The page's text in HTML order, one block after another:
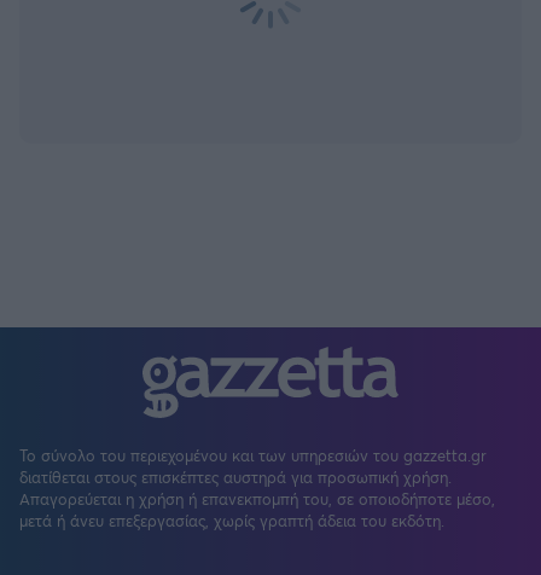
Το σύνολο του περιεχομένου και των υπηρεσιών του gazzetta.gr
διατίθεται στους επισκέπτες αυστηρά για προσωπική χρήση.
Απαγορεύεται η χρήση ή επανεκπομπή του, σε οποιοδήποτε μέσο,
μετά ή άνευ επεξεργασίας, χωρίς γραπτή άδεια του εκδότη.